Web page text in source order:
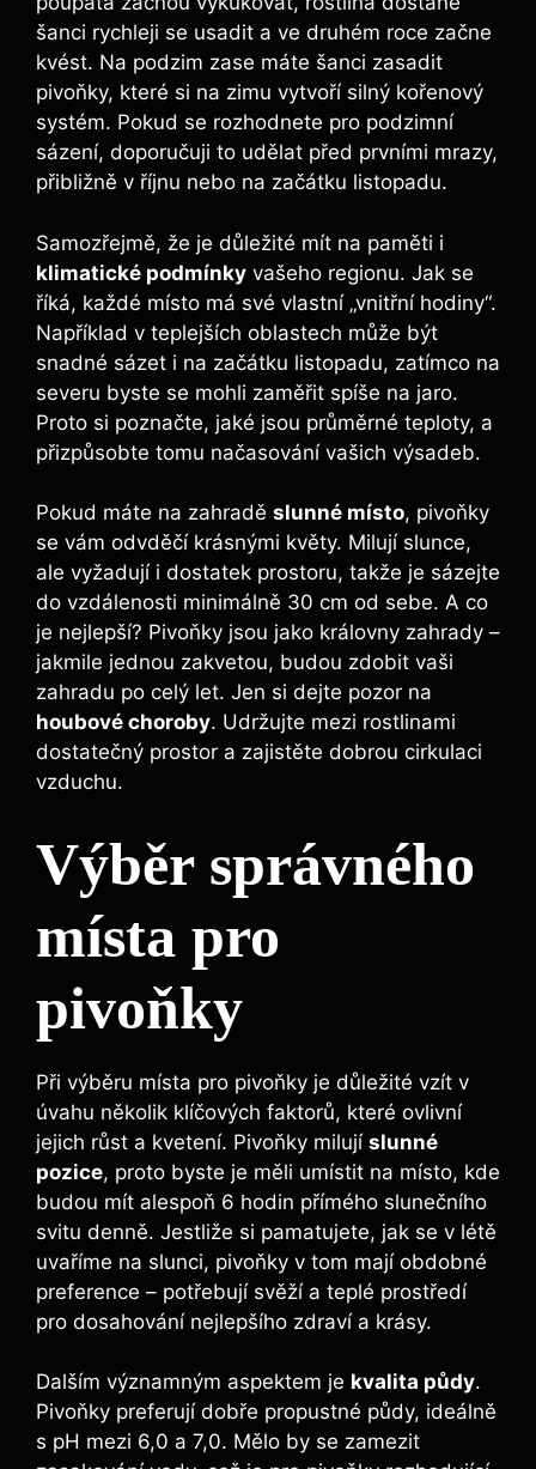
šanci rychleji se usadit a ve druhém roce⁢ začne
kvést. Na podzim ⁤zase máte šanci ‍zasadit
⁣pivoňky, které si na ‌zimu vytvoří silný kořenový
systém. Pokud se rozhodnete pro‌ podzimní
sázení, doporučuji to ‍udělat‌ před prvními mrazy,
přibližně v říjnu nebo na začátku listopadu.
Samozřejmě, že je důležité ⁤mít na paměti i
klimatické podmínky ⁢vašeho regionu.‍ Jak se
říká, každé místo má své vlastní „vnitřní hodiny“.‍
Například v teplejších oblastech může být
snadné ⁣sázet i na začátku ‍listopadu, zatímco na
severu byste se mohli zaměřit spíše​ na jaro.
Proto ⁣si poznačte, jaké⁤ jsou průměrné teploty, a
přizpůsobte tomu​ načasování vašich výsadeb.
Pokud máte na ‍zahradě slunné místo, pivoňky
se vám odvděčí krásnými květy. Milují slunce,
ale vyžadují⁣ i ‌dostatek prostoru, takže​ je sázejte
do vzdálenosti⁤ minimálně 30⁣ cm ⁣od sebe. A co
je nejlepší? Pivoňky jsou jako královny zahrady –
jakmile jednou zakvetou, budou zdobit vaši ​
zahradu po ‌celý let. Jen si dejte pozor na
houbové choroby. Udržujte mezi rostlinami
dostatečný ⁣prostor a zajistěte dobrou cirkulaci
vzduchu.
Výběr správného
místa pro⁤
pivoňky
Při výběru místa pro pivoňky je důležité vzít v
úvahu několik klíčových faktorů, které ⁢ovlivní
jejich růst a kvetení. Pivoňky⁢ milují slunné
pozice, proto byste je měli umístit na místo, kde​
budou mít alespoň 6 hodin přímého slunečního
svitu denně. Jestliže ⁤si pamatujete, jak se v létě
uvaříme na​ slunci, pivoňky v tom mají obdobné
preference – potřebují svěží a teplé prostředí
pro dosahování nejlepšího ⁣zdraví a krásy.
Dalším ⁣významným ‍aspektem ‍je kvalita půdy.
⁤Pivoňky preferují dobře propustné půdy,⁢ ideálně
s pH mezi 6,0 a 7,0. Mělo by se zamezit